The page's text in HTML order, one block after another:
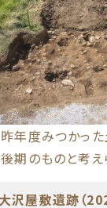
年度みつかった
期のものと考え
大沢屋敷遺跡（